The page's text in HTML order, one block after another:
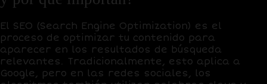
El SEO (Search Engine Optimization) es el
proceso de optimizar tu contenido para
aparecer en los resultados de búsqueda
relevantes. Tradicionalmente, esto aplica a
Google, pero en las redes sociales, los